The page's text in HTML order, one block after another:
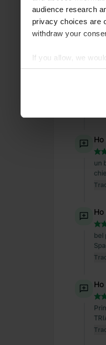
audience research
privacy choices are
withdraw your
If you allow, we
Collect
Find out more
other information
un
bel